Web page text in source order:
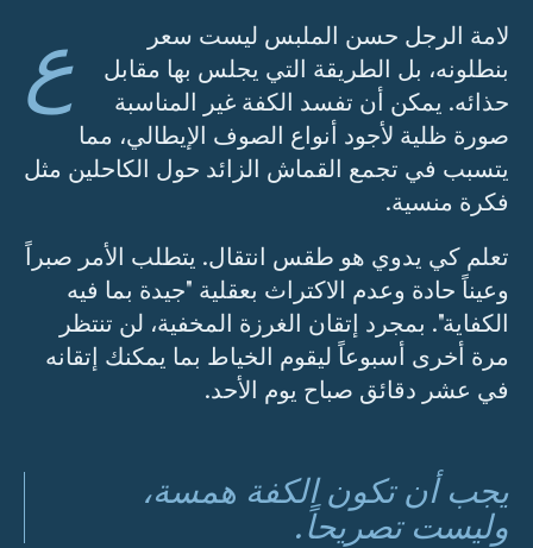
ع
لامة الرجل حسن الملبس ليست سعر
بنطلونه، بل الطريقة التي يجلس بها مقابل
حذائه. يمكن أن تفسد الكفة غير المناسبة
صورة ظلية لأجود أنواع الصوف الإيطالي، مما
يتسبب في تجمع القماش الزائد حول الكاحلين مثل
فكرة منسية.
تعلم كي يدوي هو طقس انتقال. يتطلب الأمر صبراً
وعيناً حادة وعدم الاكتراث بعقلية "جيدة بما فيه
الكفاية". بمجرد إتقان الغرزة المخفية، لن تنتظر
مرة أخرى أسبوعاً ليقوم الخياط بما يمكنك إتقانه
في عشر دقائق صباح يوم الأحد.
يجب أن تكون الكفة همسة،
وليست تصريحاً.